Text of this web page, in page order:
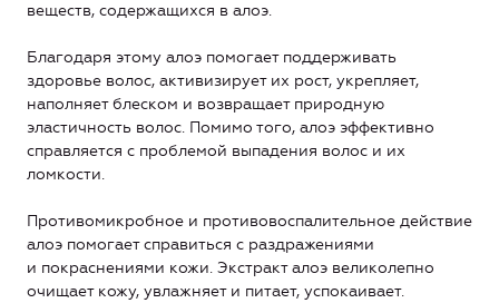
веществ, содержащихся в алоэ.
Благодаря этому алоэ помогает поддерживать
здоровье волос, активизирует их рост, укрепляет,
наполняет блеском и возвращает природную
эластичность волос. Помимо того, алоэ эффективно
справляется с проблемой выпадения волос и их
ломкости.
Противомикробное и противовоспалительное действие
алоэ помогает справиться с раздражениями
и покраснениями кожи. Экстракт алоэ великолепно
очищает кожу, увлажняет и питает, успокаивает.